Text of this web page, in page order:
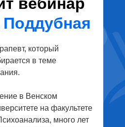
Поддубная
который
в теме
в Венском
на факультете
много лет